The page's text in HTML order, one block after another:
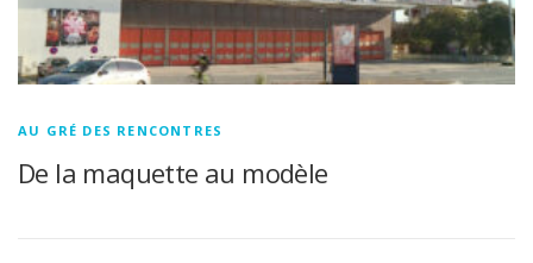
AU GRÉ DES RENCONTRES
De la maquette au modèle